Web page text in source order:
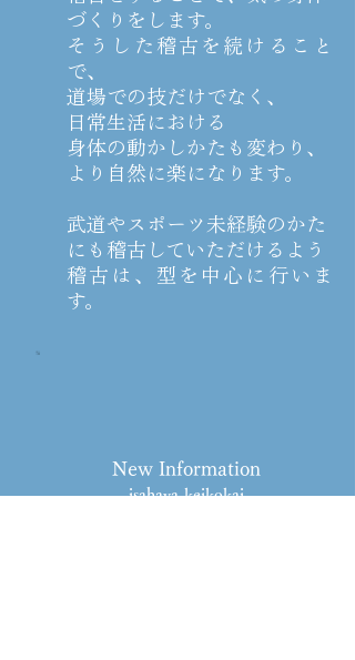
づくりをします。
そうした稽古を続けること
で、
道場での技だけでなく、
日常生活における
身体の動かしかたも変わり、
より自然に楽になります。
武道やスポーツ未経験のかた
にも稽古していただけるよう
稽古は、型を中心に行いま
す。
New Information
isahaya-keikokai